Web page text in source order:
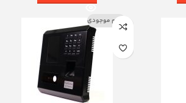
اتمام موجودی